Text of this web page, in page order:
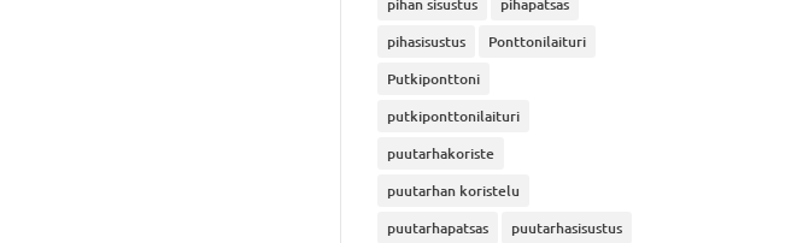
pihan sisustus
pihapatsas
pihasisustus
Ponttonilaituri
Putkiponttoni
putkiponttonilaituri
puutarhakoriste
puutarhan koristelu
puutarhapatsas
puutarhasisustus